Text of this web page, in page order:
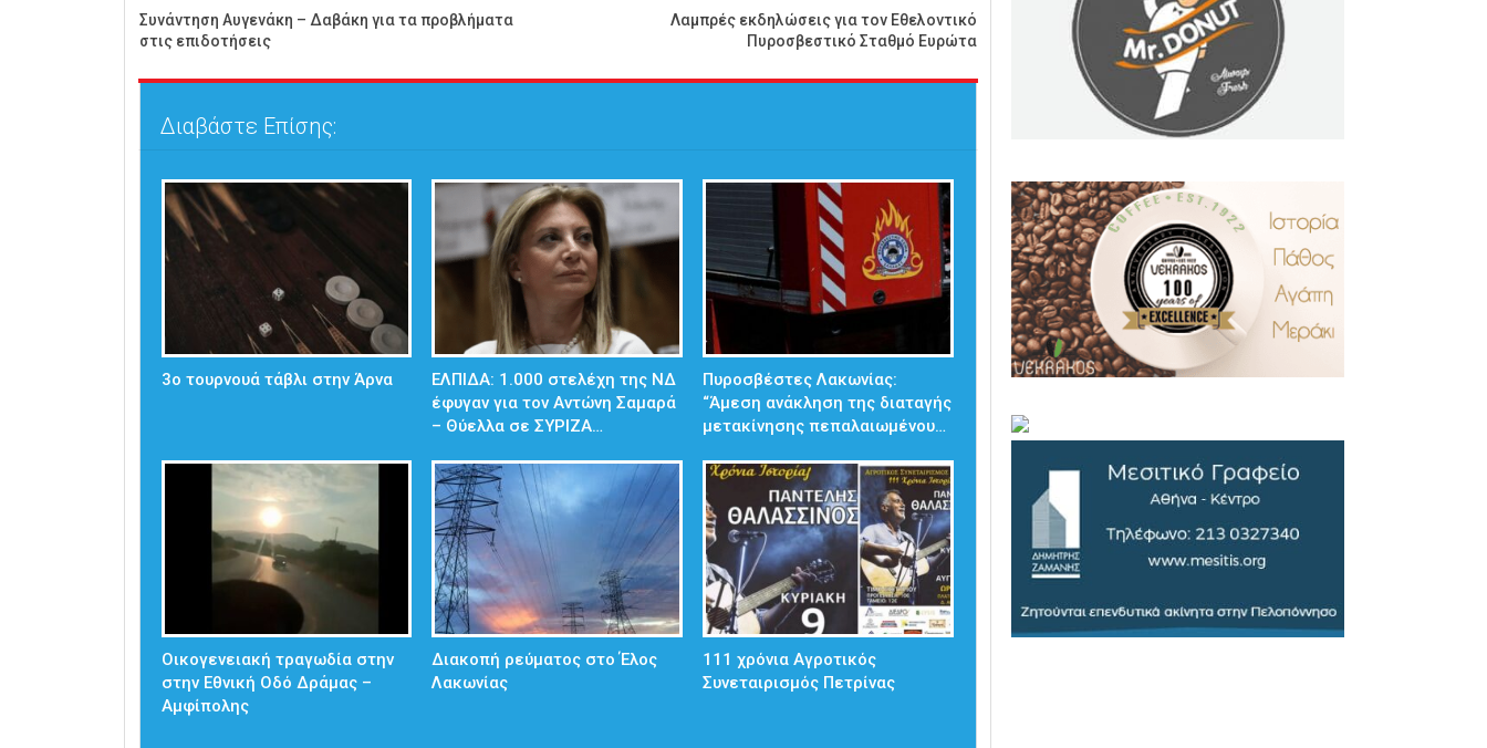
Συνάντηση Αυγενάκη – Δαβάκη για τα προβλήματα
στις επιδοτήσεις
Λαμπρές εκδηλώσεις για τον Εθελοντικό
Πυροσβεστικό Σταθμό Ευρώτα
Διαβάστε Επίσης:
3ο τουρνουά τάβλι στην Άρνα
ΕΛΠΙΔΑ: 1.000 στελέχη της ΝΔ
έφυγαν για τον Αντώνη Σαμαρά
– Θύελλα σε ΣΥΡΙΖΑ…
Πυροσβέστες Λακωνίας:
“Άμεση ανάκληση της διαταγής
μετακίνησης πεπαλαιωμένου…
Οικογενειακή τραγωδία στην
στην Εθνική Οδό Δράμας –
Αμφίπολης
Διακοπή ρεύματος στο Έλος
Λακωνίας
111 χρόνια Αγροτικός
Συνεταιρισμός Πετρίνας